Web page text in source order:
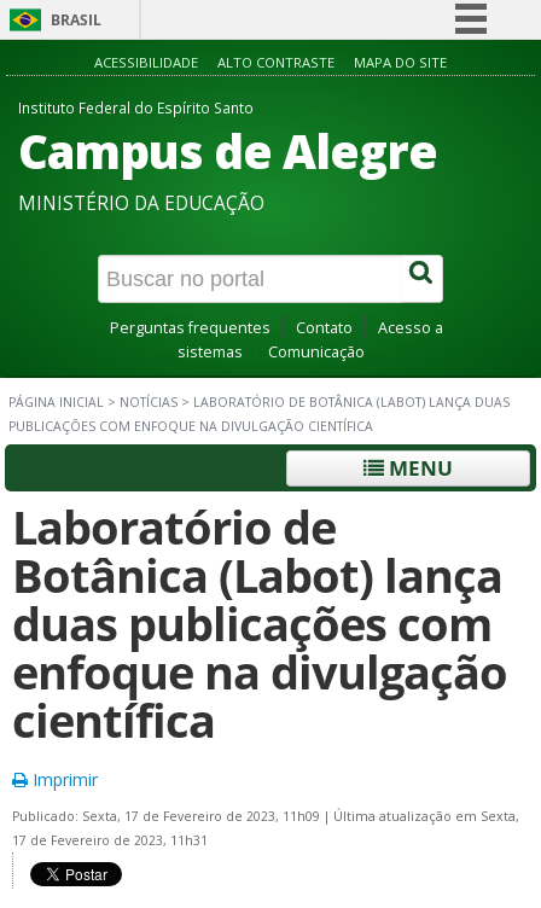
BRASIL
Simplifique!
Acesso à informação
Canais
ACESSIBILIDADE ALTO CONTRASTE MAPA DO SITE
Instituto Federal do Espírito Santo
Campus de Alegre
MINISTÉRIO DA EDUCAÇÃO
Perguntas frequentes Contato
Acesso a
sistemas
Comunicação
PÁGINA INICIAL > NOTÍCIAS > LABORATÓRIO DE BOTÂNICA (LABOT) LANÇA DUAS
PUBLICAÇÕES COM ENFOQUE NA DIVULGAÇÃO CIENTÍFICA
MENU
Laboratório de
Botânica (Labot) lança
duas publicações com
enfoque na divulgação
científica
Imprimir
Publicado: Sexta, 17 de Fevereiro de 2023, 11h09 | Última atualização em Sexta,
17 de Fevereiro de 2023, 11h31